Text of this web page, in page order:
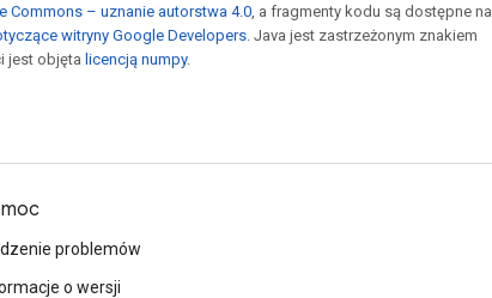
Commons – uznanie autorstwa 4.0 , a fragmenty kodu są dostępne na
witryny Google Developers . Java jest zastrzeżonym znakiem
jest objęta licencją numpy.
problemów
o wersji